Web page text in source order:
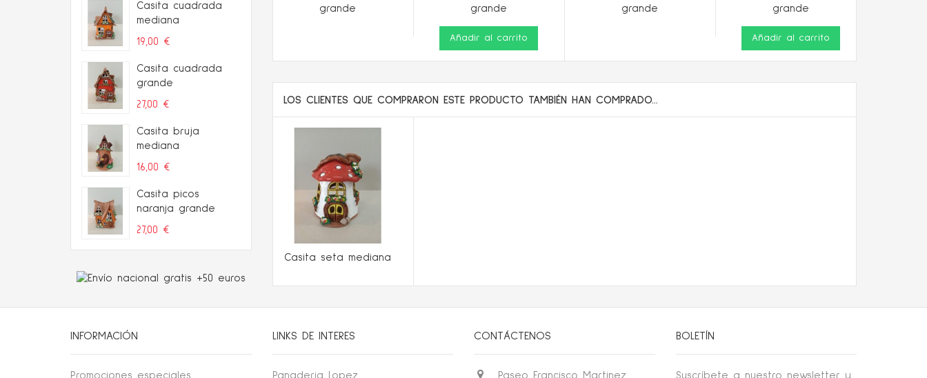
Casita cuadrada
mediana
19,00 €
Casita cuadrada
grande
27,00 €
Casita bruja
mediana
16,00 €
Casita picos
naranja grande
27,00 €
grande
grande
Añadir al carrito
grande
grande
Añadir al carrito
LOS CLIENTES QUE COMPRARON ESTE PRODUCTO TAMBIÉN HAN COMPRADO...
Casita seta mediana
INFORMACIÓN
Promociones especiales
LINKS DE INTERES
Panaderia Lopez
CONTÁCTENOS
Paseo Francisco Martinez
BOLETÍN
Suscríbete a nuestro newsletter y